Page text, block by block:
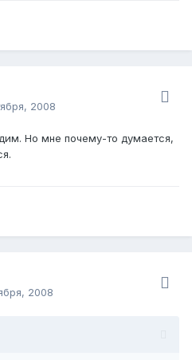
2008
Но мне почему-то думается,
2008